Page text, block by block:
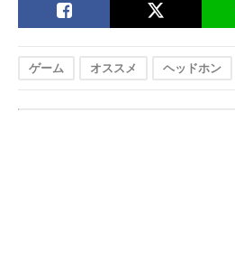
ゲーム オススメ ヘッドホン